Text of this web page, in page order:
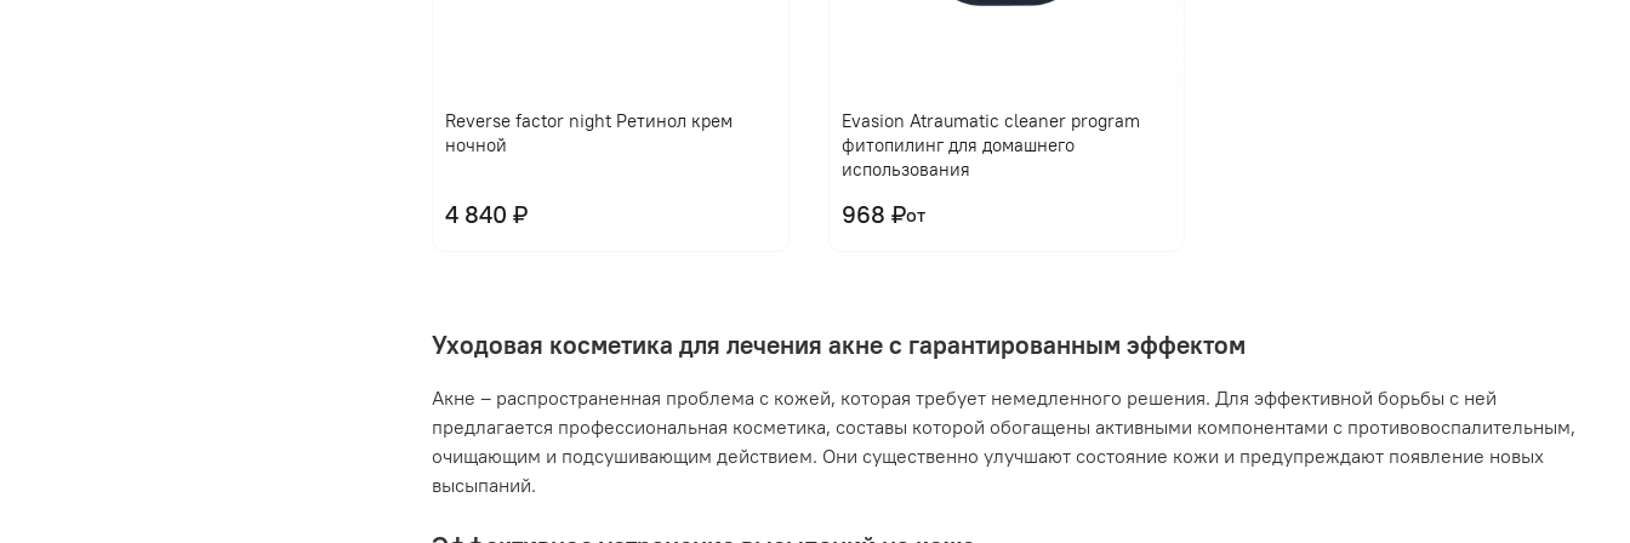
Reverse factor night Ретинол крем
ночной
4 840 ₽
Evasion Atraumatic cleaner program
фитопилинг для домашнего
использования
от
968 ₽
Уходовая косметика для лечения акне с гарантированным эффектом
Акне – распространенная проблема с кожей, которая требует немедленного решения. Для эффективной борьбы с ней
предлагается профессиональная косметика, составы которой обогащены активными компонентами с противовоспалительным,
очищающим и подсушивающим действием. Они существенно улучшают состояние кожи и предупреждают появление новых
высыпаний.